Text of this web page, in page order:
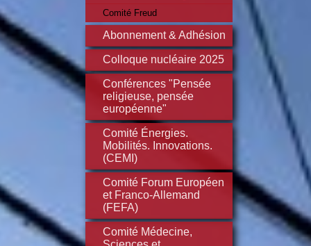
Comité Freud
Abonnement & Adhésion
Colloque nucléaire 2025
Conférences "Pensée
religieuse, pensée
européenne"
Comité Énergies.
Mobilités. Innovations.
(CEMI)
Comité Forum Européen
et Franco-Allemand
(FEFA)
Comité Médecine,